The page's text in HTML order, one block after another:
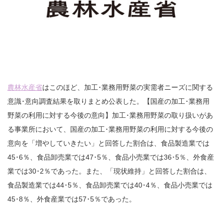
農林水産省はこのほど、加工･業務用野菜の実需者ニーズに関する
意識･意向調査結果を取りまとめ公表した。【国産の加工･業務用
野菜の利用に対する今後の意向】加工･業務用野菜の取り扱いがあ
る事業所において、国産の加工･業務用野菜の利用に対する今後の
意向を「増やしていきたい」と回答した割合は、食品製造業では
45･6％、食品卸売業では47･5％、食品小売業では36･5％、外食産
業では30･2％であった。また、「現状維持」と回答した割合は、
食品製造業では44･5％、食品卸売業では40･4％、食品小売業では
45･8％、外食産業では57･5％であった。